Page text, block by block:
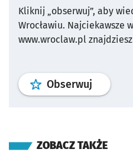
Kliknij „obserwuj”, aby
Wrocławiu. Najciekawsze
www.wroclaw.pl
Obserwuj profil
ZOBACZ TAKŻE